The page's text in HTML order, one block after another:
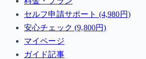
セルフ申請サポート (4,980円)
安心チェック (9,800円)
マイページ
ガイド記事